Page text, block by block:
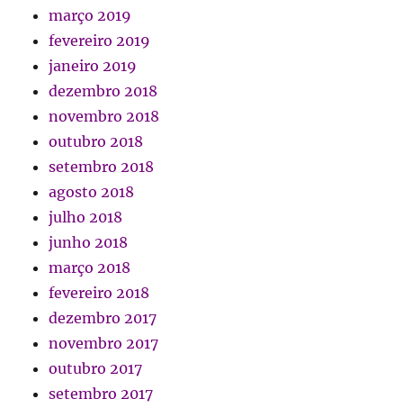
março 2019
fevereiro 2019
janeiro 2019
dezembro 2018
novembro 2018
outubro 2018
setembro 2018
agosto 2018
julho 2018
junho 2018
março 2018
fevereiro 2018
dezembro 2017
novembro 2017
outubro 2017
setembro 2017